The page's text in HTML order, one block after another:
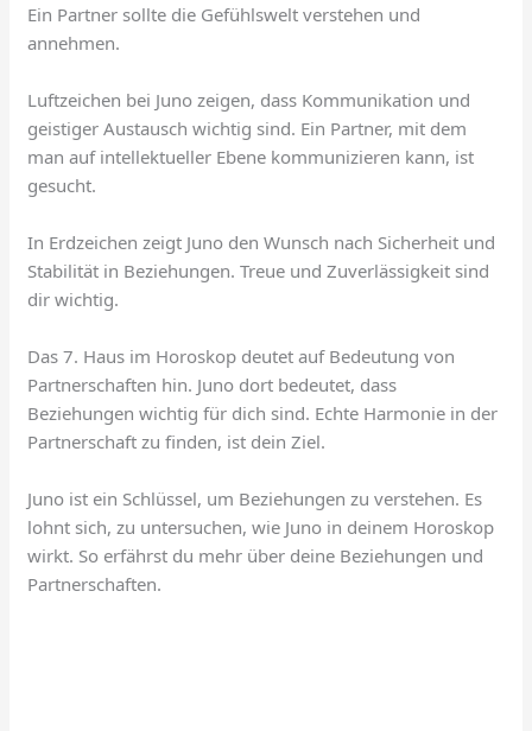
Ein Partner sollte die Gefühlswelt verstehen und
annehmen.
Luftzeichen bei Juno zeigen, dass Kommunikation und
geistiger Austausch wichtig sind. Ein Partner, mit dem
man auf intellektueller Ebene kommunizieren kann, ist
gesucht.
In Erdzeichen zeigt Juno den Wunsch nach Sicherheit und
Stabilität in Beziehungen. Treue und Zuverlässigkeit sind
dir wichtig.
Das 7. Haus im Horoskop deutet auf Bedeutung von
Partnerschaften hin. Juno dort bedeutet, dass
Beziehungen wichtig für dich sind. Echte Harmonie in der
Partnerschaft zu finden, ist dein Ziel.
Juno ist ein Schlüssel, um Beziehungen zu verstehen. Es
lohnt sich, zu untersuchen, wie Juno in deinem Horoskop
wirkt. So erfährst du mehr über deine Beziehungen und
Partnerschaften.